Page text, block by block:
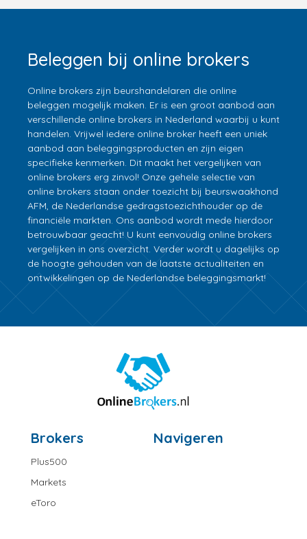
Beleggen bij online brokers
Online brokers zijn beurshandelaren die online
beleggen mogelijk maken. Er is een groot aanbod aan
verschillende online brokers in Nederland waarbij u kunt
handelen. Vrijwel iedere online broker heeft een uniek
aanbod aan beleggingsproducten en zijn eigen
specifieke kenmerken. Dit maakt het vergelijken van
online brokers erg zinvol! Onze gehele selectie van
online brokers staan onder toezicht bij beurswaakhond
AFM, de Nederlandse gedragstoezichthouder op de
financiële markten. Ons aanbod wordt mede hierdoor
betrouwbaar geacht! U kunt eenvoudig online brokers
vergelijken in ons overzicht. Verder wordt u dagelijks op
de hoogte gehouden van de laatste actualiteiten en
ontwikkelingen op de Nederlandse beleggingsmarkt!
Brokers
Plus500
Markets
eToro
Navigeren